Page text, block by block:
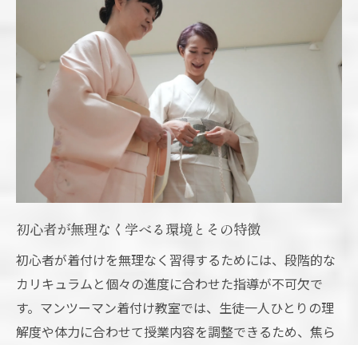
初心者が無理なく学べる環境とその特徴
初心者が着付けを無理なく習得するためには、段階的な
カリキュラムと個々の進度に合わせた指導が不可欠で
す。マンツーマン着付け教室では、生徒一人ひとりの理
解度や体力に合わせて授業内容を調整できるため、焦ら